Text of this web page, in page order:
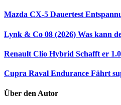
Mazda CX-5 Dauertest
Lynk & Co 08 (2026) Was kann
Renault Clio Hybrid Schafft er
Cupra Raval Endurance Fährt
Über den Autor